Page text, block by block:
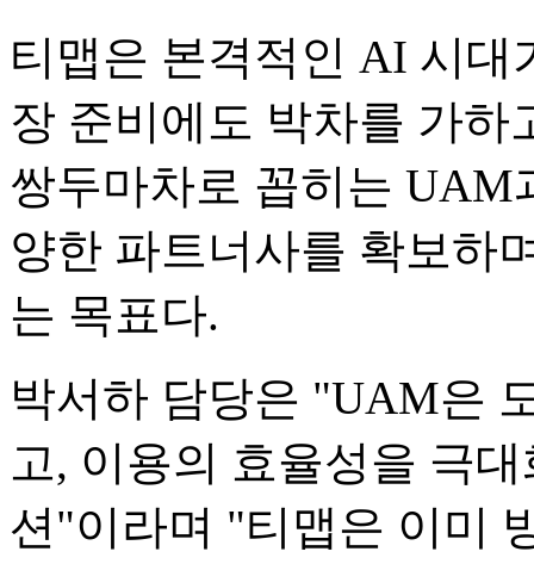
티맵은 본격적인 AI 시대
장 준비에도 박차를 가하
쌍두마차로 꼽히는 UAM
양한 파트너사를 확보하
는 목표다.
박서하 담당은 "UAM은
고, 이용의 효율성을 극
션"이라며 "티맵은 이미